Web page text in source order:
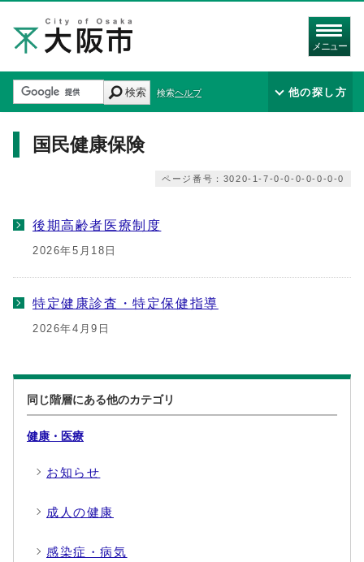
メニュー
検索 検索ヘルプ 他の探し方
国民健康保険
ページ番号：3020-1-7-0-0-0-0-0-0-0
後期高齢者医療制度
2026年5月18日
特定健康診査・特定保健指導
2026年4月9日
同じ階層にある他のカテゴリ
健康・医療
お知らせ
成人の健康
感染症・病気